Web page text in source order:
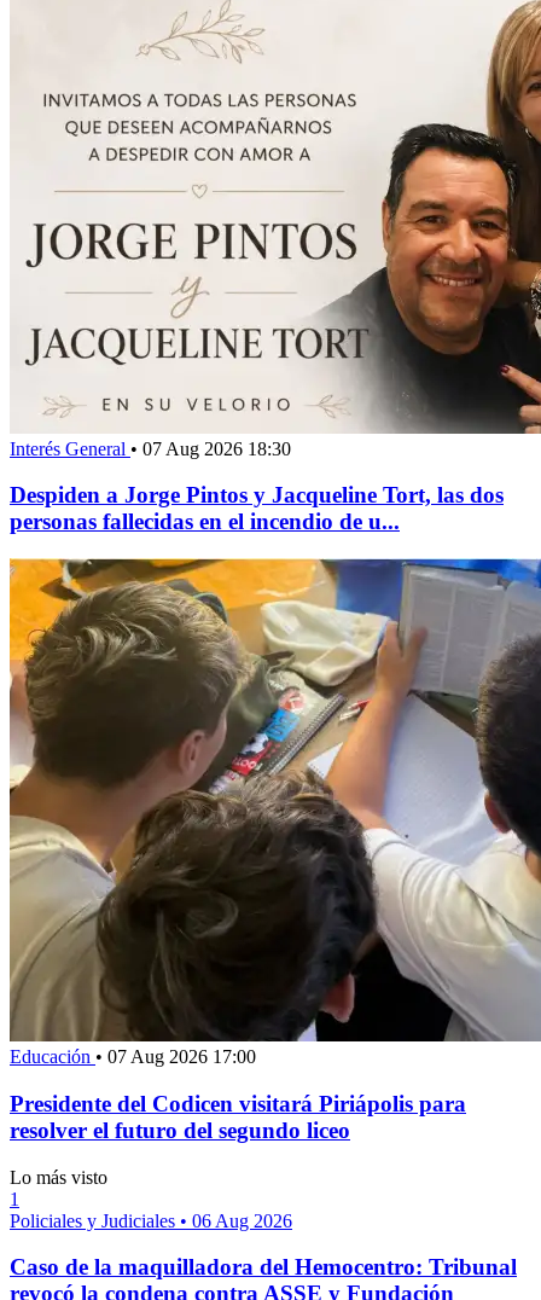
Interés General • 07 Aug 2026 18:30
Despiden a Jorge Pintos y Jacqueline Tort, las dos
personas fallecidas en el incendio de u...
Educación • 07 Aug 2026 17:00
Presidente del Codicen visitará Piriápolis para
resolver el futuro del segundo liceo
Lo más visto
1
Policiales y Judiciales • 06 Aug 2026
Caso de la maquilladora del Hemocentro: Tribunal
revocó la condena contra ASSE y Fundación